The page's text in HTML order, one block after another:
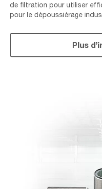
de filtration pour utiliser
pour le dépoussiérage
Plus